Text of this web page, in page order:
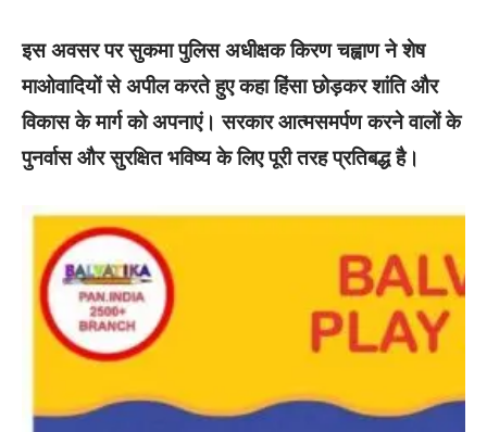
इस अवसर पर सुकमा पुलिस अधीक्षक किरण चह्वाण ने शेष
माओवादियों से अपील करते हुए कहा हिंसा छोड़कर शांति और
विकास के मार्ग को अपनाएं। सरकार आत्मसमर्पण करने वालों के
पुनर्वास और सुरक्षित भविष्य के लिए पूरी तरह प्रतिबद्ध है।